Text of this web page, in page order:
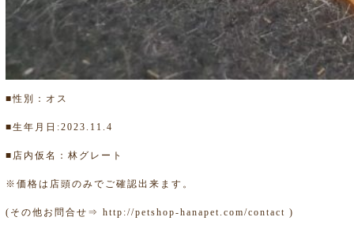
■性別：オス
■生年月日:2023.11.4
■店内仮名：林グレート
※価格は店頭のみでご確認出来ます。
(その他お問合せ⇒ http://petshop-hanapet.com/contact )